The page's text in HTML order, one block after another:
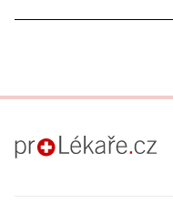
proLékaře.cz